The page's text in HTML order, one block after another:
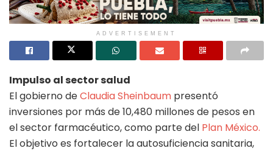
ADVERTISEMENT
Impulso al sector salud
El gobierno deClaudia Sheinbaum presentó
inversiones por más de 10,480 millones de pesos en
el sector farmacéutico, como parte del Plan México.
El objetivo es fortalecer la autosuficiencia sanitaria,